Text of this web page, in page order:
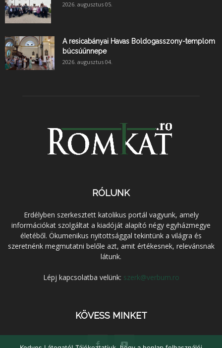
2026. augusztus 05.
A resicabányai Havas Boldogasszony-templom
búcsúünnepe
2026. augusztus 04.
RÓLUNK
Erdélyben szerkesztett katolikus portál vagyunk, amely
információkat szolgáltat a kiadóját alapító négy egyházmegye
életéből. Ökumenikus nyitottsággal tekintünk a világra és
szeretnénk megmutatni belőle azt, amit értékesnek, relevánsnak
látunk.
Lépj kapcsolatba velünk: szerk@verbum.ro
KÖVESS MINKET